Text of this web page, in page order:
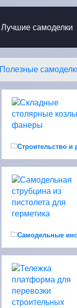
Лучшие самоделки
Полезные
Строительство и
Самодельные